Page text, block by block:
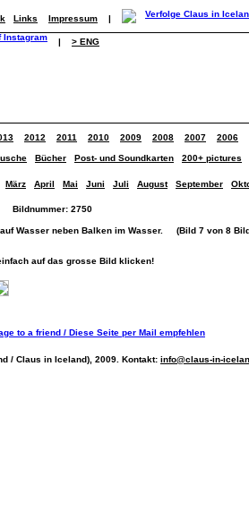
Links Impressum |
| > ENG
2012 2011 2010 2009 2008 2007 2006
Bücher Post- und Soundkarten 200+ pictures
März April Mai Juni Juli August September
Bildnummer: 2750
Wasser neben Balken im Wasser. (Bild 7 von 8
auf das grosse Bild klicken!
/ Claus in Iceland), 2009. Kontakt: info@claus-in-